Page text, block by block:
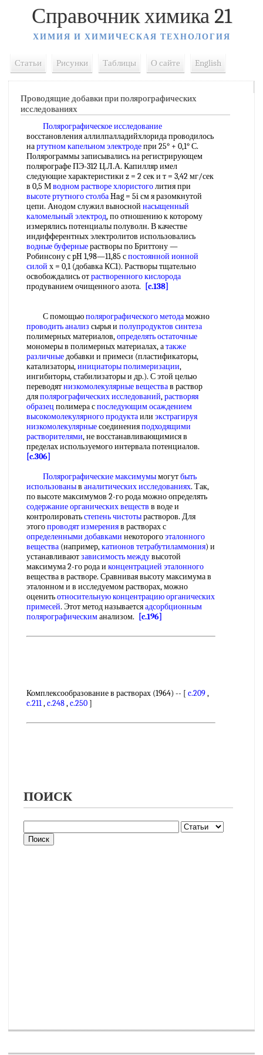
Справочник химика 21
ХИМИЯ И ХИМИЧЕСКАЯ ТЕХНОЛОГИЯ
Статьи Рисунки Таблицы О сайте English
Проводящие добавки при полярографических
исследованиях
Полярографическое исследование
восстановления аллилпалладийхлорида проводилось
нартутном капельном электродепри 25° + 0,1° С.
Полярограммы записывались на регистрирующем
полярографе ПЭ-312 Ц.Л.А. Капилляр имел
следующие характеристики z = 2 сек и т = 3,42 мг/сек
в 0,5 Мводном растворе хлористоголития при
высоте ртутного столбаHag = 5i см я разомкнутой
цепи. Анодом служил выносной насыщенный
каломельный электрод, по отношению к которому
измерялись потенциалы полуволн. В качестве
индифферентных электролитов использовались
водные буферныерастворы по Бриттону —
Робинсону с pH 1,98—11,85 спостоянной ионной
силой х = 0,1 (добавка КС1). Растворы тщательно
освобождались отрастворенного кислорода
продуванием очищенного азота.
[c.138]
С помощьюполярографического методаможно
проводить анализ сырья и полупродуктов синтеза
полимерных материалов,определять остаточные
мономеры в полимерных материалах, атакже
различныедобавки и примеси (пластификаторы,
катализаторы,инициаторы полимеризации,
ингибиторы, стабилизаторы и др.). С этой целью
переводятнизкомолекулярные веществав раствор
дляполярографических исследований,растворяя
образец полимера споследующим осаждением
высокомолекулярного продуктаили экстрагируя
низкомолекулярныесоединенияподходящими
растворителями, не восстанавливающимися в
пределах используемого интервала потенциалов.
[c.306]
Полярографические максимумымогутбыть
использованыв аналитических исследованиях. Так,
по высоте максимумов 2-го рода можно определять
содержание органических веществ в воде и
контролироватьстепень чистотырастворов. Для
этогопроводят измеренияв растворах с
определенными добавками некоторогоэталонного
вещества (например,катионов тетрабутиламмония) и
устанавливаютзависимость междувысотой
максимума 2-го рода и концентрацией эталонного
вещества в растворе. Сравнивая высоту максимума в
эталонном и в исследуемом растворах, можно
оценитьотносительную концентрациюорганических
примесей. Этот метод называетсяадсорбционным
полярографическиманализом. [c.196]
Комплексообразование в растворах (1964) -- [ c.209,
c.211,c.248,c.250]
ПОИСК